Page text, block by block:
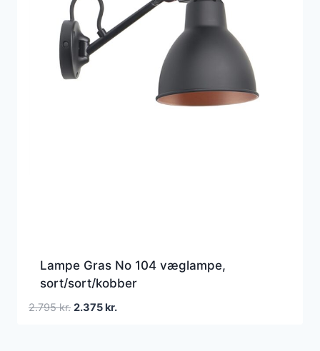
Lampe Gras No 104 væglampe,
sort/sort/kobber
2.795kr. Den
2.375kr.Den